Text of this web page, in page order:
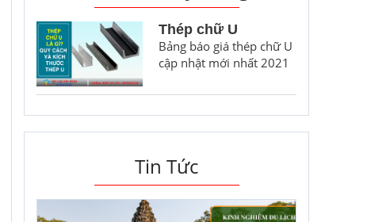
Thép chữ U
Bảng báo giá thép chữ U
cập nhật mới nhất 2021
Tin Tức